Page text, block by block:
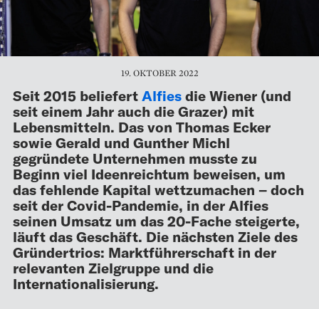
19. OKTOBER 2022
Seit 2015 beliefert Alfies die Wiener (und
seit einem Jahr auch die Grazer) mit
Lebensmitteln. Das von Thomas Ecker
sowie Gerald und Gunther Michl
gegründete Unternehmen musste zu
Beginn viel Ideenreichtum beweisen, um
das fehlende Kapital wettzumachen – doch
seit der Covid-Pandemie, in der Alfies
seinen Umsatz um das 20-Fache steigerte,
läuft das Geschäft. Die nächsten Ziele des
Gründertrios: Marktführerschaft in der
relevanten Zielgruppe und die
Internationalisierung.